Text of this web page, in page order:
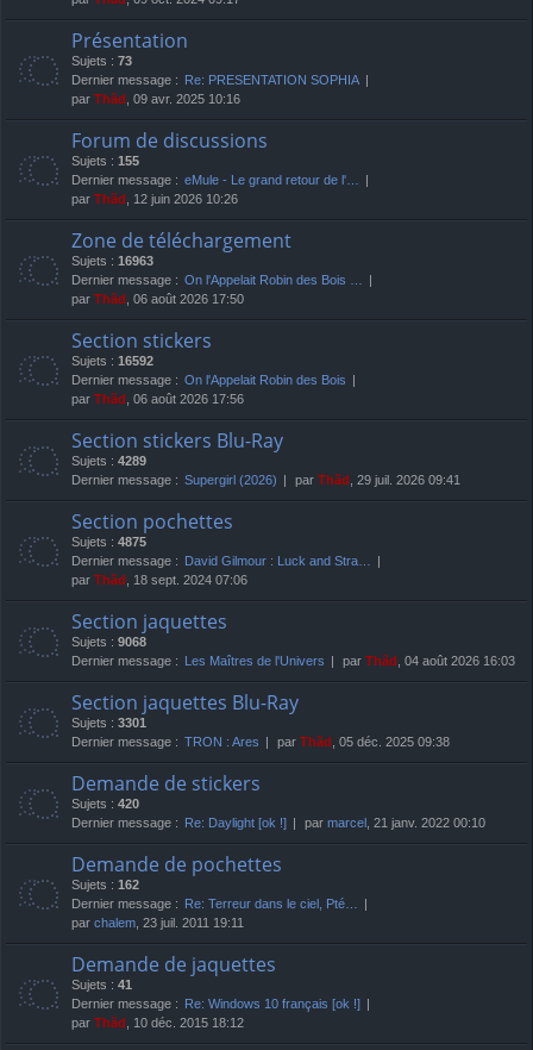
Présentation
Sujets : 73
Dernier message : Re: PRESENTATION SOPHIA
par Thãd , 09 avr. 2025 10:16
Forum de discussions
Sujets : 155
Dernier message : eMule - Le grand retour de l'…
par Thãd , 12 juin 2026 10:26
Zone de téléchargement
Sujets : 16963
Dernier message : On l'Appelait Robin des Bois …
par Thãd , 06 août 2026 17:50
Section stickers
Sujets : 16592
Dernier message : On l'Appelait Robin des Bois
par Thãd , 06 août 2026 17:56
Section stickers Blu-Ray
Sujets : 4289
Dernier message : Supergirl (2026) par Thãd , 29 juil. 2026 09:41
Section pochettes
Sujets : 4875
Dernier message : David Gilmour : Luck and Stra…
par Thãd , 18 sept. 2024 07:06
Section jaquettes
Sujets : 9068
Dernier message : Les Maîtres de l'Univers par Thãd , 04 août 2026 16:03
Section jaquettes Blu-Ray
Sujets : 3301
Dernier message : TRON : Ares par Thãd , 05 déc. 2025 09:38
Demande de stickers
Sujets : 420
Dernier message : Re: Daylight [ok !] par marcel , 21 janv. 2022 00:10
Demande de pochettes
Sujets : 162
Dernier message : Re: Terreur dans le ciel, Pté…
par chalem , 23 juil. 2011 19:11
Demande de jaquettes
Sujets : 41
Dernier message : Re: Windows 10 français [ok !]
par Thãd , 10 déc. 2015 18:12